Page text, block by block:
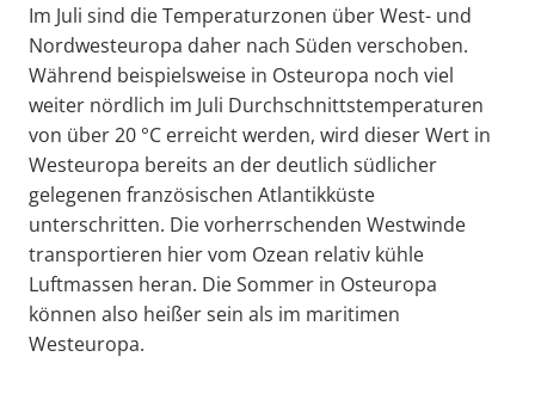
Im Juli sind die Temperaturzonen über West- und
Nordwesteuropa daher nach Süden verschoben.
Während beispielsweise in Osteuropa noch viel
weiter nördlich im Juli Durchschnittstemperaturen
von über 20 °C erreicht werden, wird dieser Wert in
Westeuropa bereits an der deutlich südlicher
gelegenen französischen Atlantikküste
unterschritten. Die vorherrschenden Westwinde
transportieren hier vom Ozean relativ kühle
Luftmassen heran. Die Sommer in Osteuropa
können also heißer sein als im maritimen
Westeuropa.